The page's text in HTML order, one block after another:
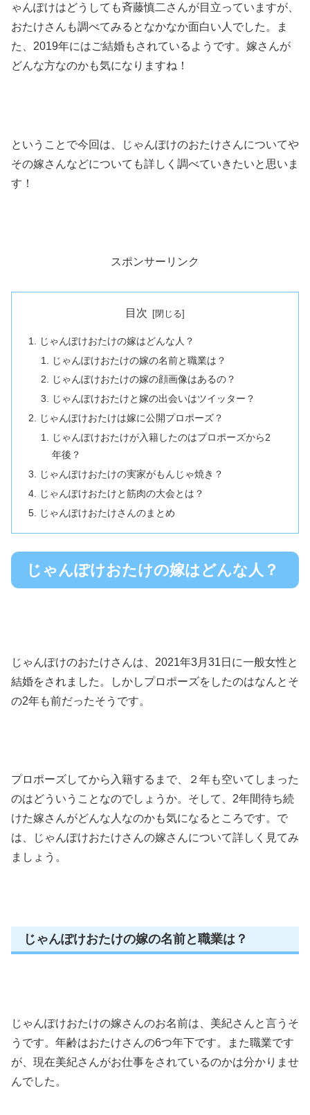
ゃんぽけはどうしても斉藤慎二さんが目立っていますが、
おたけさんも調べてみるとなかなか面白い人でした。ま
た、2019年にはご結婚もされているようです。嫁さんが
どんな方なのかも気になりますね！
ということで今回は、じゃんぽけのおたけさんについてや
その嫁さんなどについても詳しく調べていきたいと思いま
す！
スポンサーリンク
目次
じゃんぽけおたけの嫁はどんな人？
じゃんぽけおたけの嫁の名前と職業は？
じゃんぽけおたけの嫁の顔画像はあるの？
じゃんぽけおたけと嫁の出会いはツイッター？
じゃんぽけおたけは嫁に公開プロポーズ？
じゃんぽけおたけが入籍したのはプロポーズから2
年後？
じゃんぽけおたけの実家がもんじゃ焼き？
じゃんぽけおたけと筋肉の大会とは？
じゃんぽけおたけさんのまとめ
じゃんぽけおたけの嫁はどんな人？
じゃんぽけのおたけさんは、2021年3月31日に一般女性と
結婚をされました。しかしプロポーズをしたのはなんとそ
の2年も前だったそうです。
プロポーズしてから入籍するまで、２年も空いてしまった
のはどういうことなのでしょうか。そして、2年間待ち続
けた嫁さんがどんな人なのかも気になるところです。で
は、じゃんぽけおたけさんの嫁さんについて詳しく見てみ
ましょう。
じゃんぽけおたけの嫁の名前と職業は？
じゃんぽけおたけの嫁さんのお名前は、美紀さんと言うそ
うです。年齢はおたけさんの6つ年下です。
また職業です
が、現在美紀さんがお仕事をされているのかは分かりませ
んでした。